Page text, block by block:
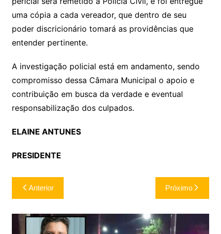
uma cópia a cada vereador, que dentro de seu
poder discricionário tomará as providências que
entender pertinente.
A investigação policial está em andamento, sendo
compromisso dessa Câmara Municipal o apoio e
contribuição em busca da verdade e eventual
responsabilização dos culpados.
ELAINE ANTUNES
PRESIDENTE
Navegação
de
Post
Anterior Próximo